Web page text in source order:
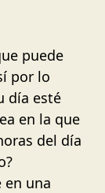
puede
por lo
día esté
en la que
del día
en una